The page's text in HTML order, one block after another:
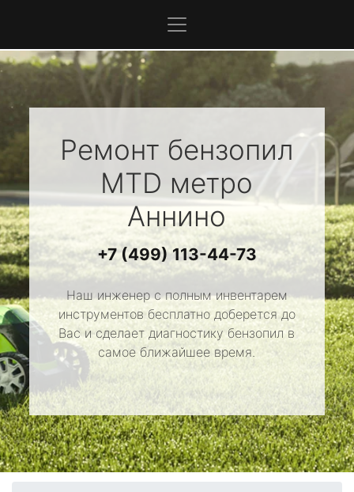
Ремонт бензопил
MTD метро
Аннино
+7 (499) 113-44-73
Наш инженер с полным инвентарем
инструментов бесплатно доберется до
Вас и сделает диагностику бензопил в
самое ближайшее время.